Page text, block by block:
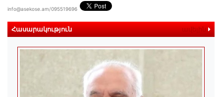
info@asekose.am/095519696
Հասարակություն ավելին